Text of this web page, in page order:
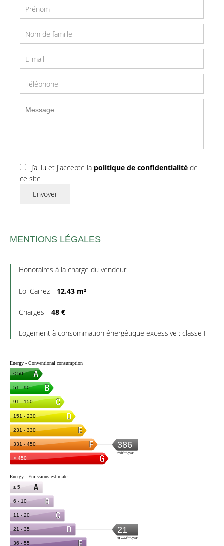
J’ai lu et j'accepte la politique de confidentialité de
ce site
Envoyer
MENTIONS LÉGALES
Honoraires à la charge du vendeur
Loi Carrez 12.43 m²
Charges 48 €
Logement à consommation énergétique excessive : classe F